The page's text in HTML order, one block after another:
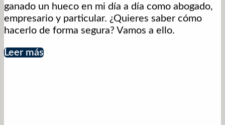
ganado un hueco en mi día a día como abogado,
empresario y particular. ¿Quieres saber cómo
hacerlo de forma segura? Vamos a ello.
Leer más